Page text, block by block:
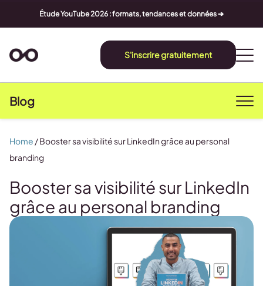
Étude YouTube 2026 : formats, tendances et données ➔
S'inscrire gratuitement
Blog
Booster sa visibilité sur LinkedIn
grâce au personal branding
Home /Booster sa visibilité sur LinkedIn grâce au personal
branding